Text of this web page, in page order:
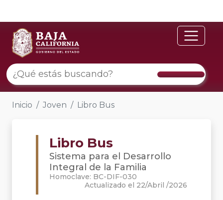
Inicio Joven Libro Bus
Libro Bus
Sistema para el Desarrollo
Integral de la Familia
Homoclave: BC-DIF-030
Actualizado el 22/Abril /2026